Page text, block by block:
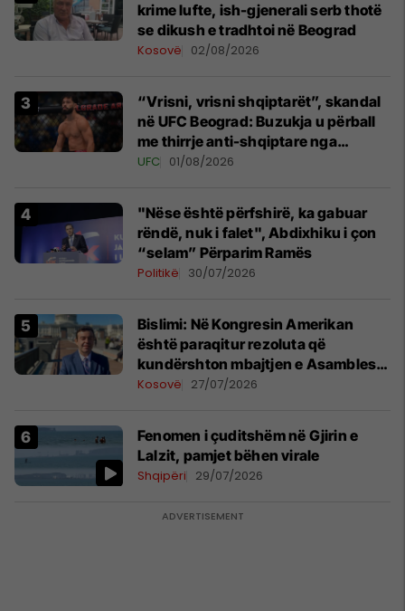
krime lufte, ish-gjenerali serb thotë
se dikush e tradhtoi në Beograd
Kosovë 02/08/2026
“Vrisni, vrisni shqiptarët”, skandal
në UFC Beograd: Buzukja u përball
me thirrje anti-shqiptare nga
tribunat
UFC 01/08/2026
"Nëse është përfshirë, ka gabuar
rëndë, nuk i falet", Abdixhiku i çon
“selam” Përparim Ramës
Politikë 30/07/2026
Bislimi: Në Kongresin Amerikan
është paraqitur rezoluta që
kundërshton mbajtjen e Asamblesë
Parlamentare të OSBE-së në
Kosovë 27/07/2026
Fenomen i çuditshëm në Gjirin e
Lalzit, pamjet bëhen virale
Shqipëri 29/07/2026